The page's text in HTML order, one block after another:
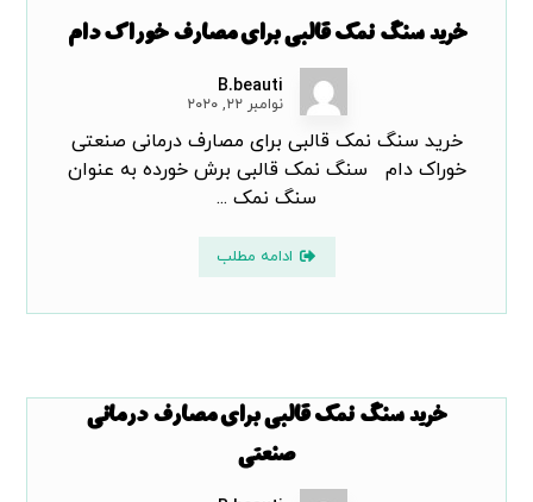
خرید سنگ نمک قالبی برای مصارف خوراک دام
B.beauti
نوامبر ۲۲, ۲۰۲۰
خرید سنگ نمک قالبی برای مصارف درمانی صنعتی
خوراک دام سنگ نمک قالبی برش خورده به عنوان
سنگ نمک ...
ادامه مطلب
خرید سنگ نمک قالبی برای مصارف درمانی
صنعتی